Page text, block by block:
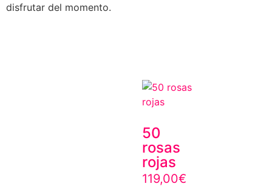
disfrutar del momento.
50
rosas
rojas
119,00€